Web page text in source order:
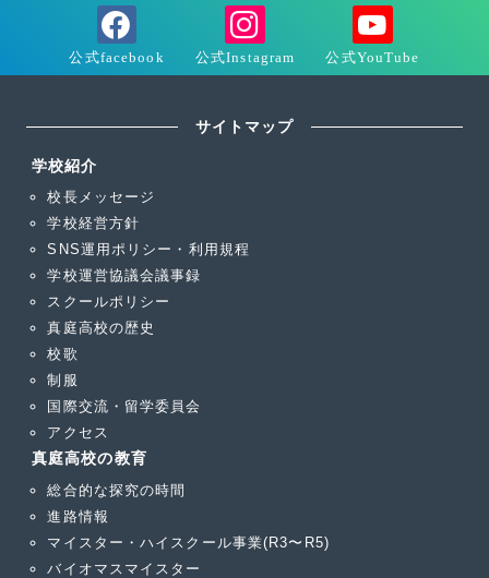
ジ
送
り
ー
サイトマップ
学校紹介
校長メッセージ
学校経営方針
SNS運用ポリシー・利用規程
学校運営協議会議事録
スクールポリシー
真庭高校の歴史
校歌
制服
国際交流・留学委員会
アクセス
真庭高校の教育
総合的な探究の時間
進路情報
マイスター・ハイスクール事業(R3〜R5)
バイオマスマイスター